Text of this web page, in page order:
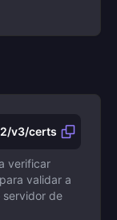
v3/certs
verificar
validar a
de